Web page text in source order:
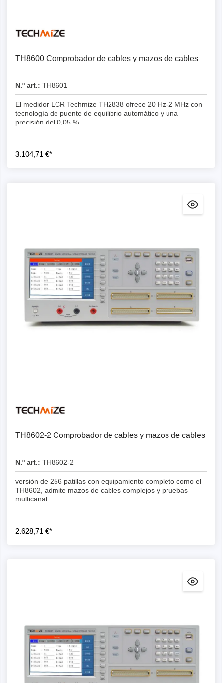
TH8600 Comprobador de cables y mazos de cables
N.º art.: TH8601
El medidor LCR Techmize TH2838 ofrece 20 Hz-2 MHz con
tecnología de puente de equilibrio automático y una
precisión del 0,05 %.
3.104,71 €*
TH8602-2 Comprobador de cables y mazos de cables
N.º art.: TH8602-2
versión de 256 patillas con equipamiento completo como el
TH8602, admite mazos de cables complejos y pruebas
multicanal.
2.628,71 €*